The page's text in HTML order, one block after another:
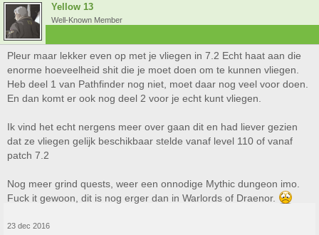
Yellow 13
Well-Known Member
Pleur maar lekker even op met je vliegen in 7.2 Echt haat aan die
enorme hoeveelheid shit die je moet doen om te kunnen vliegen.
Heb deel 1 van Pathfinder nog niet, moet daar nog veel voor doen.
En dan komt er ook nog deel 2 voor je echt kunt vliegen.
Ik vind het echt nergens meer over gaan dit en had liever gezien
dat ze vliegen gelijk beschikbaar stelde vanaf level 110 of vanaf
patch 7.2
Nog meer grind quests, weer een onnodige Mythic dungeon imo.
Fuck it gewoon, dit is nog erger dan in Warlords of Draenor.
23 dec 2016